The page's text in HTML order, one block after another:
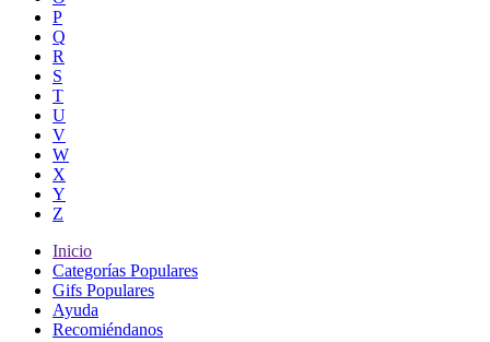
P
Q
R
S
T
U
V
W
X
Y
Z
Inicio
Categorías Populares
Gifs Populares
Ayuda
Recomiéndanos